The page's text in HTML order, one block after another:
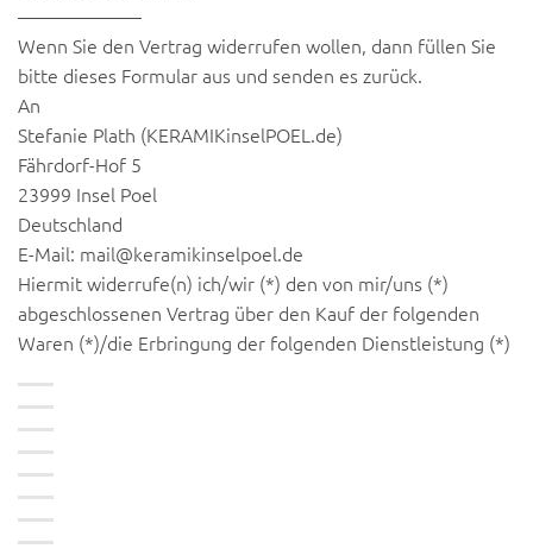
——————–
Wenn Sie den Vertrag widerrufen wollen, dann füllen Sie
bitte dieses Formular aus und senden es zurück.
An
Stefanie Plath (KERAMIKinselPOEL.de)
Fährdorf-Hof 5
23999 Insel Poel
Deutschland
E-Mail: mail@keramikinselpoel.de
Hiermit widerrufe(n) ich/wir (*) den von mir/uns (*)
abgeschlossenen Vertrag über den Kauf der folgenden
Waren (*)/die Erbringung der folgenden Dienstleistung (*)